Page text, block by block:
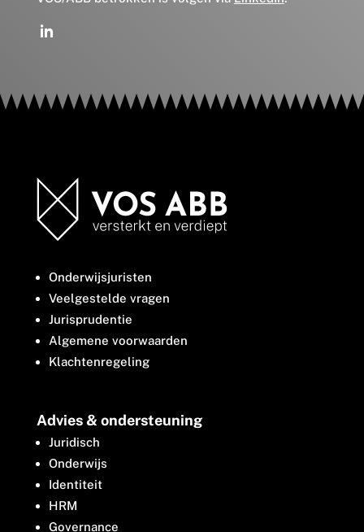
Onderwijsjuristen
Veelgestelde vragen
Jurisprudentie
Algemene voorwaarden
Klachtenregeling
Advies & ondersteuning
Juridisch
Onderwijs
Identiteit
HRM
Governance